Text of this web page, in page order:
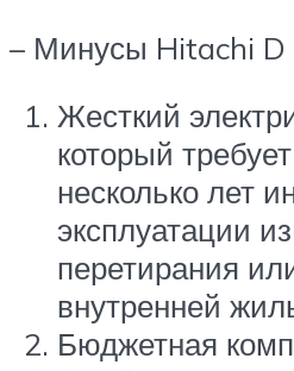
– Минусы Hitachi D
Жесткий
который
несколько лет
эксплуатации
перетирания
внутренней
Бюджетная